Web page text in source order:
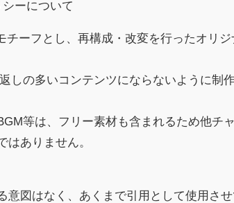
ーについて
チーフとし、再構成・改変を行ったオリジ
しの多いコンテンツにならないように制
等は、フリー素材も含まれるため他チ
はありません。
意図はなく、あくまで引用として使用さ